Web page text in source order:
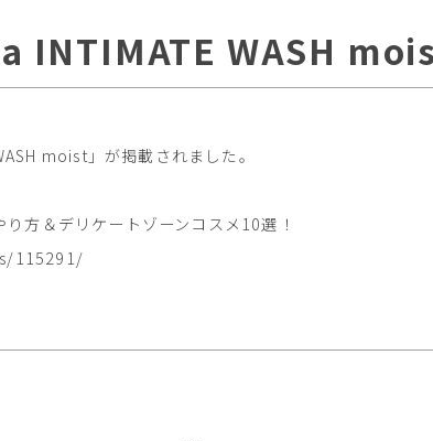
WASH
moist」が掲載されました。
方＆デリケートゾーンコスメ10選！
115291/